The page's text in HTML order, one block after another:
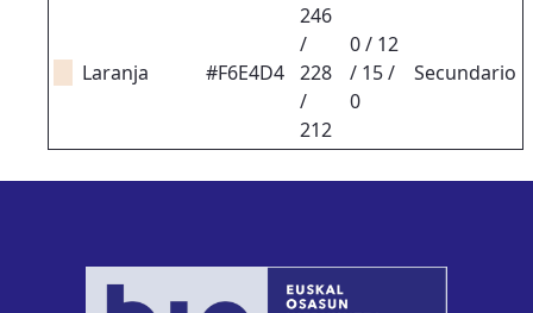
Laranja #F6E4D4
246
/
228
/
212
0 / 12
/ 15 /
0
Secundario